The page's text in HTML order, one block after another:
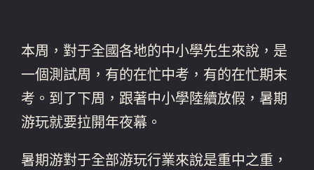
本周，對于全國各地的中小學先生來說，是
一個測試周，有的在忙中考，有的在忙期末
考。到了下周，跟著中小學陸續放假，暑期
游玩就要拉開年夜幕。
暑期游對于全部游玩行業來說是重中之重，